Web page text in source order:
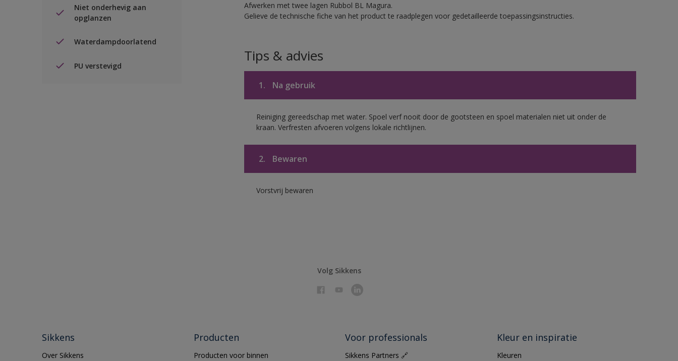
Niet onderhevig aan
opglanzen
Waterdampdoorlatend
PU verstevigd
Afwerken met twee lagen Rubbol BL Magura.
Gelieve de technische fiche van het product te raadplegen voor gedetailleerde toepassingsinstructies.
Tips & advies
1. Na gebruik
Reiniging gereedschap met water. Spoel verf nooit door de gootsteen en spoel materialen niet uit onder de
kraan. Verfresten afvoeren volgens lokale richtlijnen.
2. Bewaren
Vorstvrij bewaren
Volg Sikkens
Sikkens
Over Sikkens
Producten
Producten voor binnen
Voor professionals
Sikkens Partners 🔗
Kleur en inspiratie
Kleuren